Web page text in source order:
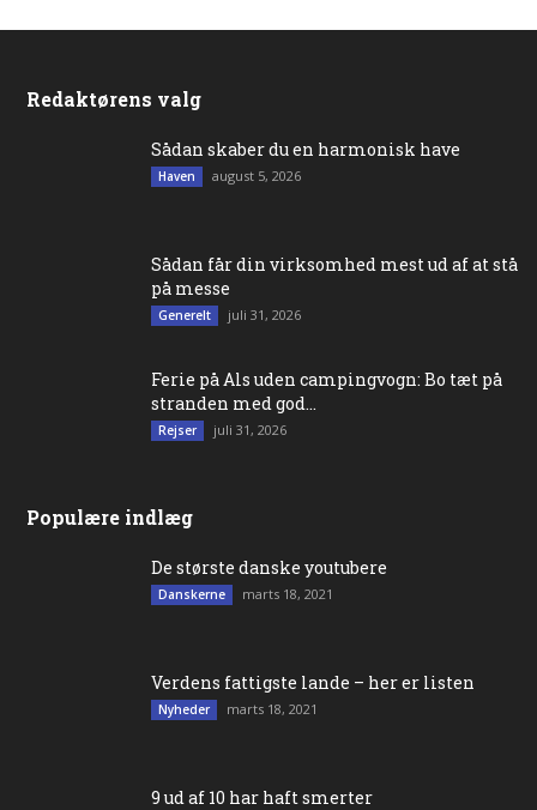
Redaktørens valg
Sådan skaber du en harmonisk have
Haven august 5, 2026
Sådan får din virksomhed mest ud af at stå
på messe
Generelt juli 31, 2026
Ferie på Als uden campingvogn: Bo tæt på
stranden med god...
Rejser juli 31, 2026
Populære indlæg
De største danske youtubere
Danskerne marts 18, 2021
Verdens fattigste lande – her er listen
Nyheder marts 18, 2021
9 ud af 10 har haft smerter